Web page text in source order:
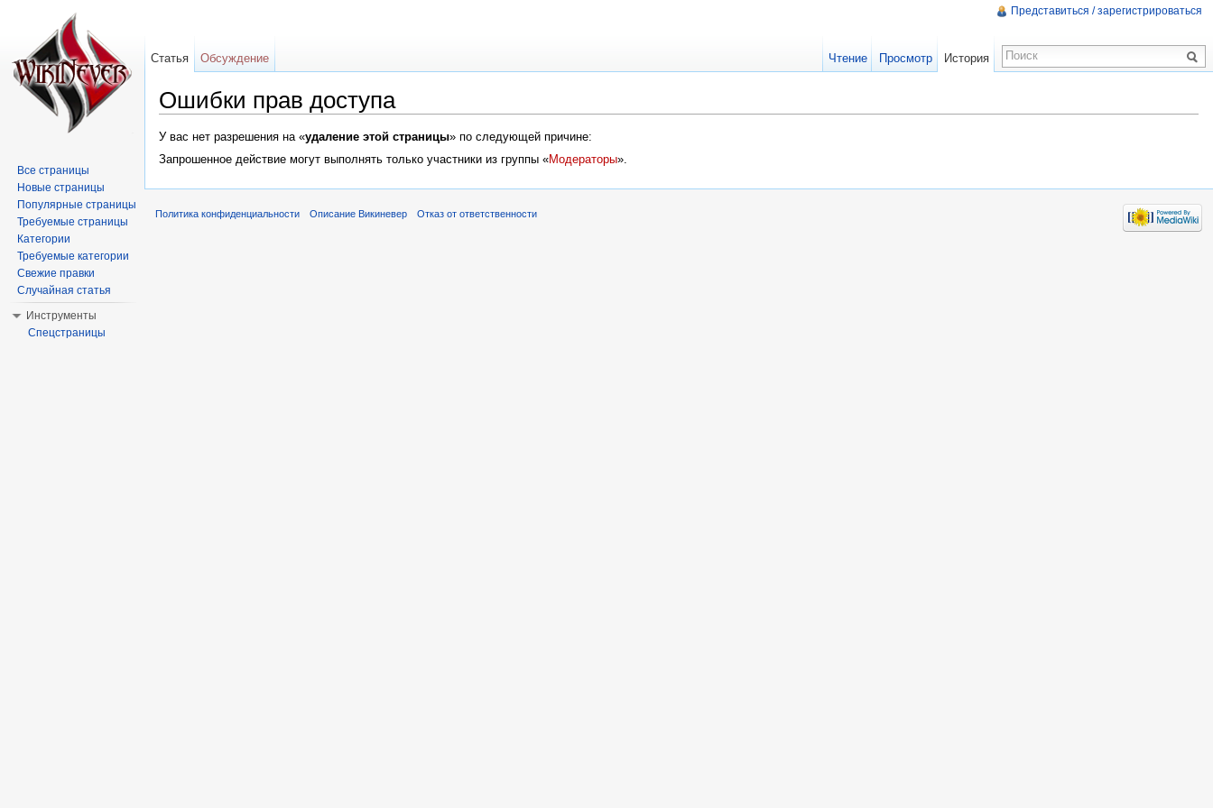
Ошибки прав доступа
У вас нет разрешения на «удаление этой страницы» по следующей причине:
Запрошенное действие могут выполнять только участники из группы «Модераторы».
Представиться / зарегистрироваться
Статья Обсуждение Чтение Просмотр История
Все страницы
Новые страницы
Популярные страницы
Требуемые страницы
Категории
Требуемые категории
Свежие правки
Случайная статья
Инструменты
Спецстраницы
Политика конфиденциальности Описание Викиневер Отказ от ответственности